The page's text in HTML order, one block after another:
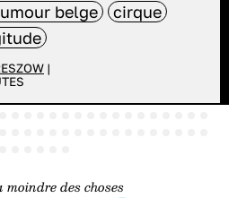
belge
cirque
|
moindre des choses